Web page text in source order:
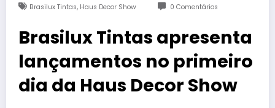
Brasilux Tintas, Haus Decor Show 0 Comentários
Brasilux Tintas apresenta
lançamentos no primeiro
dia da Haus Decor Show